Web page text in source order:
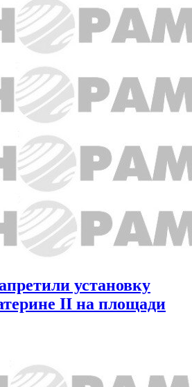
установку
II на площади